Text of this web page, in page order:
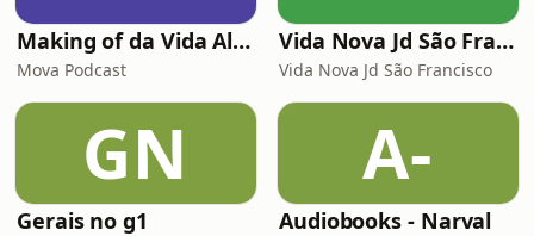
Making of da Vida Alheia - Mova
Mova Podcast
Vida Nova Jd São Francisco
Vida Nova Jd São Francisco
GN
Gerais no g1
A-
Audiobooks - Narval